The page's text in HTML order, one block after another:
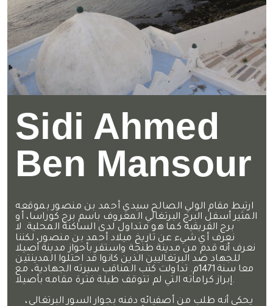
ارتبط مقام الولي الصالح سيدي أحمد بن منصور بموقعه
المثير أسفل البرج البرتغالي المعروف باسم برج كوراسا، أو
برج القريقية كما هو متداول لدى الساكنة المحلية. لا
نعرف أي شيء عن تاريخ ميلاد أحمد بن منصور، لكننا
نعرف أنه قدم من مدينة طنجة واستقر بأحواز مدينة أصيلا
للجهاد ضد البرتغاليين الذين كانوا قد احتلوا المدينتين
معا سنة 1471م. تداولت كتب المناقب سيرته الجهادية، مع
إبراز كراماته التي لم تتوقف طيلة فترة مقامه بأصيلا.
Sidi Ahmed
Ben Mansour